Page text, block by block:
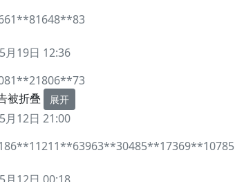
月19日 12:36
被折叠
展开
月12日 21:00
月12日 00:18